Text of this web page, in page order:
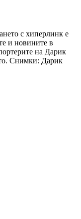
с хиперлинк е
и новините в
на Дарик
Снимки: Дарик